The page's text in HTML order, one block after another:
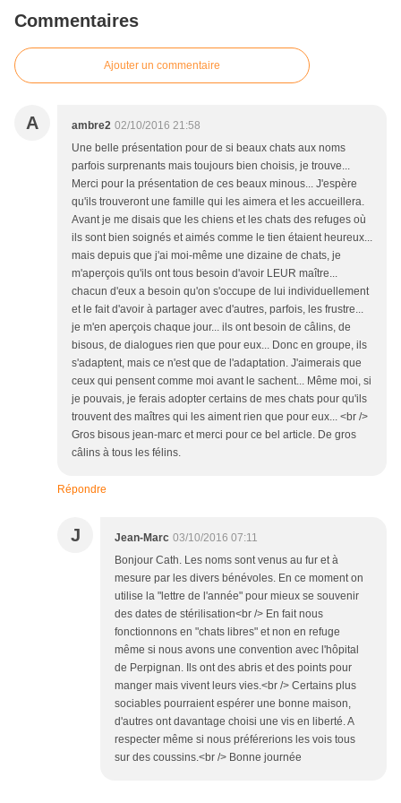
Commentaires
Ajouter un commentaire
A ambre2 02/10/2016 21:58
Une belle présentation pour de si beaux chats aux noms
parfois surprenants mais toujours bien choisis, je trouve...
Merci pour la présentation de ces beaux minous... J'espère
qu'ils trouveront une famille qui les aimera et les accueillera.
Avant je me disais que les chiens et les chats des refuges où
ils sont bien soignés et aimés comme le tien étaient heureux...
mais depuis que j'ai moi-même une dizaine de chats, je
m'aperçois qu'ils ont tous besoin d'avoir LEUR maître...
chacun d'eux a besoin qu'on s'occupe de lui individuellement
et le fait d'avoir à partager avec d'autres, parfois, les frustre...
je m'en aperçois chaque jour... ils ont besoin de câlins, de
bisous, de dialogues rien que pour eux... Donc en groupe, ils
s'adaptent, mais ce n'est que de l'adaptation. J'aimerais que
ceux qui pensent comme moi avant le sachent... Même moi, si
je pouvais, je ferais adopter certains de mes chats pour qu'ils
trouvent des maîtres qui les aiment rien que pour eux... <br />
Gros bisous jean-marc et merci pour ce bel article. De gros
câlins à tous les félins.
Répondre
J Jean-Marc 03/10/2016 07:11
Bonjour Cath. Les noms sont venus au fur et à
mesure par les divers bénévoles. En ce moment on
utilise la "lettre de l'année" pour mieux se souvenir
des dates de stérilisation<br /> En fait nous
fonctionnons en "chats libres" et non en refuge
même si nous avons une convention avec l'hôpital
de Perpignan. Ils ont des abris et des points pour
manger mais vivent leurs vies.<br /> Certains plus
sociables pourraient espérer une bonne maison,
d'autres ont davantage choisi une vis en liberté. A
respecter même si nous préférerions les vois tous
sur des coussins.<br /> Bonne journée